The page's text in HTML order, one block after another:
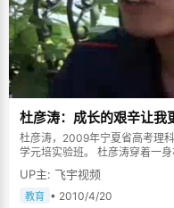
杜彦涛：成长的艰辛让我
杜彦涛，2009年宁夏省高考理
学元培实验班。 杜彦涛穿着一身朴素有些年月的运动服，黝黑的皮肤和淳朴
腼腆的笑容，一副黑丝眼镜透出
真诚，属于比较内敛的孩子。 高三下学期，作为学校的保送生，杜彦涛早早
的拿到了北京大学元培实验班
UP主: 飞宇视频
教育 • 2010/4/20